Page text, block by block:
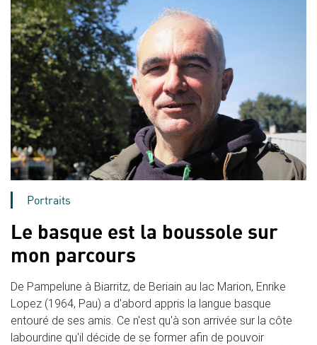
Portraits
Le basque est la boussole sur
mon parcours
De Pampelune à Biarritz, de Beriain au lac Marion, Enrike
Lopez (1964, Pau) a d'abord appris la langue basque
entouré de ses amis. Ce n'est qu'à son arrivée sur la côte
labourdine qu'il décide de se former afin de pouvoir